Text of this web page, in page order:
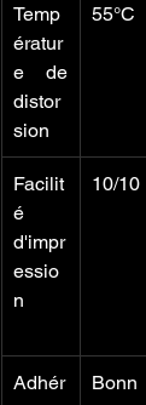
Temp
ératur
e de
distor
sion
55°C
Facilit
é
d'impr
essio
n
10/10
Adhér
Bonn